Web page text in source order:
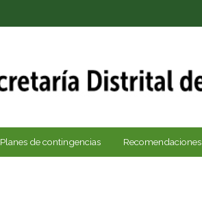
Planes de contingencias Recomendaciones